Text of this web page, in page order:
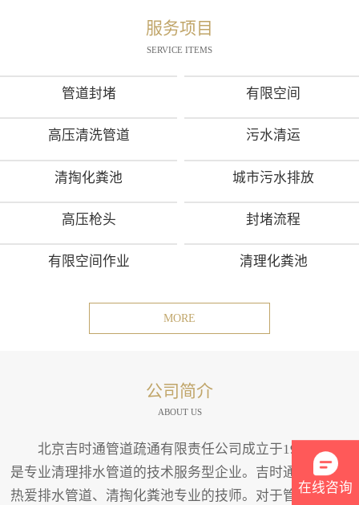
服务项目
SERVICE ITEMS
管道封堵 有限空间
高压清洗管道 污水清运
清掏化粪池 城市污水排放
高压枪头 封堵流程
有限空间作业 清理化粪池
MORE
公司简介
ABOUT US
北京吉时通管道疏通有限责任公司成立于1994年。
是专业清理排水管道的技术服务型企业。吉时通有一班
热爱排水管道、清掏化粪池专业的技师。对于管道疏通
在线咨询